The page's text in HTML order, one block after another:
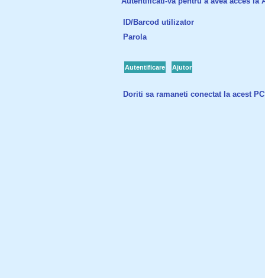
ID/Barcod utilizator
Parola
Autentificare Ajutor
Doriti sa ramaneti conectat la acest